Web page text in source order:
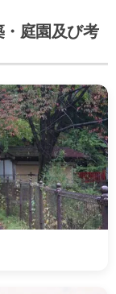
・庭園及び考